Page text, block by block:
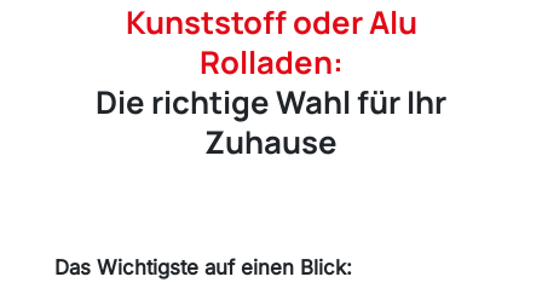
Kunststoff oder Alu
Rolladen:
Die richtige Wahl für Ihr
Zuhause
Das Wichtigste auf einen Blick: